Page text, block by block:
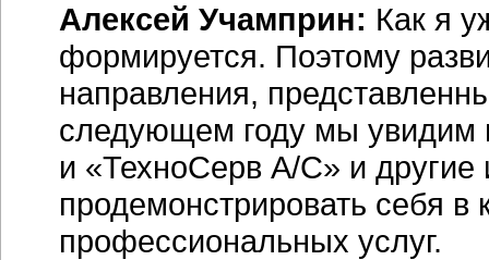
Алексей Учамприн: Как я
формируется. Поэтому
направления,
следующем году мы увидим
и «ТехноСерв А/С» и другие
продемонстрировать себя
профессиональных услуг.